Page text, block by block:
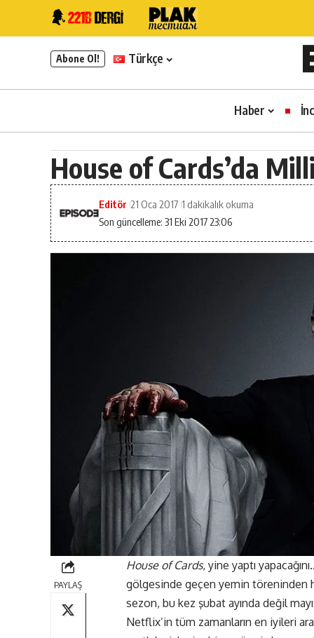
Abone Ol! Türkçe
Haber
House of Cards’da
Son güncelleme: 31 Eki 2017 23:06
Editör 21 Oca 2017 1 dakikalık okuma
PAYLAŞ
House of Cards, yine yaptı
gölgesinde geçen yemin töreninden
sezon, bu kez şubat ayında değil
Netflix’in tüm zamanların en iyileri